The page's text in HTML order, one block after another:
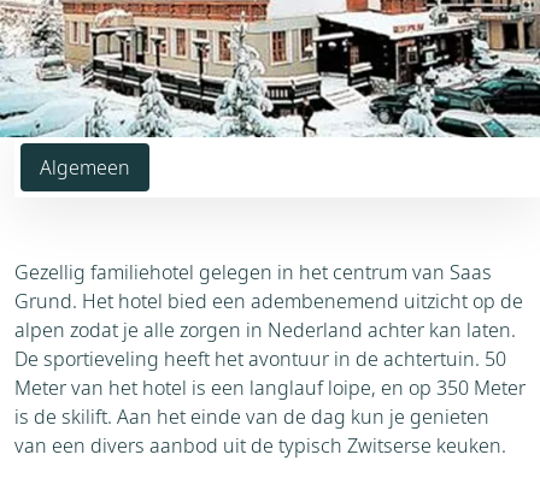
Algemeen
Gezellig familiehotel gelegen in het centrum van Saas
Grund. Het hotel bied een adembenemend uitzicht op de
alpen zodat je alle zorgen in Nederland achter kan laten.
De sportieveling heeft het avontuur in de achtertuin. 50
Meter van het hotel is een langlauf loipe, en op 350 Meter
is de skilift. Aan het einde van de dag kun je genieten
van een divers aanbod uit de typisch Zwitserse keuken.